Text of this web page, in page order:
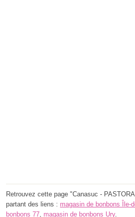
Retrouvez cette page "Canasuc -
partant des liens : magasin de bonbons Île-
bonbons 77, magasin de bonbons Ury.